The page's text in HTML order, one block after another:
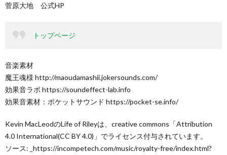
菅原大地 公式HP
トップページ
音楽素材
魔王魂様 http://maoudamashii.jokersounds.com/
効果音ラボ https://soundeffect-lab.info
効果音素材：ポケットサウンド https://pocket-se.info/
Kevin MacLeodのLife of Rileyは、creative commons「Attribution
4.0 International(CC BY 4.0)」でライセンス付与されています。
ソース: _https://incompetech.com/music/royalty-free/index.html?